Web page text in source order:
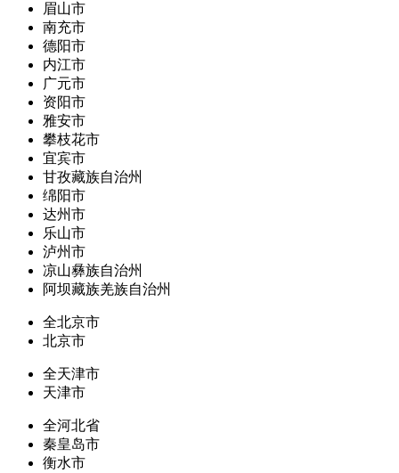
眉山市
南充市
德阳市
内江市
广元市
资阳市
雅安市
攀枝花市
宜宾市
甘孜藏族自治州
绵阳市
达州市
乐山市
泸州市
凉山彝族自治州
阿坝藏族羌族自治州
全北京市
北京市
全天津市
天津市
全河北省
秦皇岛市
衡水市